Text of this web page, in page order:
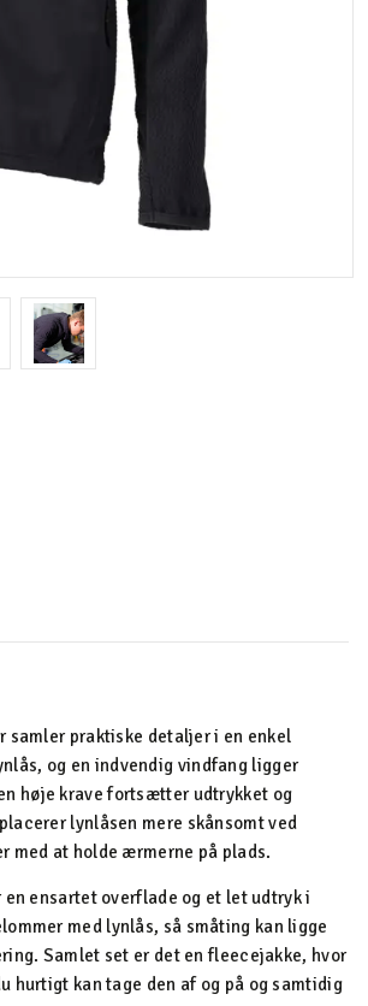
samler praktiske detaljer i en enkel
og en indvendig vindfang ligger
høje krave fortsætter udtrykket og
lynlåsen mere skånsomt ved
med at holde ærmerne på plads.
ensartet overflade og et let udtryk i
med lynlås, så småting kan ligge
Samlet set er det en fleecejakke, hvor
hurtigt kan tage den af og på og samtidig